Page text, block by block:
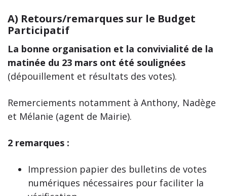
A) Retours/remarques sur le Budget
Participatif
La bonne organisation et la convivialité de la
matinée du 23 mars ont été soulignées
(dépouillement et résultats des votes).
Remerciements notamment à Anthony, Nadège
et Mélanie (agent de Mairie).
2 remarques :
Impression papier des bulletins de votes
numériques nécessaires pour faciliter la